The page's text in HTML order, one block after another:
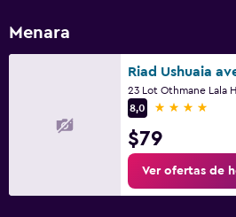
Menara
8,0
4 estrellas
$79
Ver ofertas de